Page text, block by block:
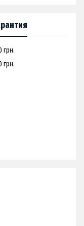
грн.
грн.